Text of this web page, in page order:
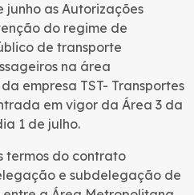
junho as Autorizações
do regime de
de transporte
na área
empresa TST- Transportes
em vigor da Área 3 da
1 de julho.
termos do contrato
e subdelegação de